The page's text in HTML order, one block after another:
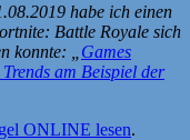
habe ich einen
Battle Royale sich
konnte: „ Games
am Beispiel der
ONLINE lesen.